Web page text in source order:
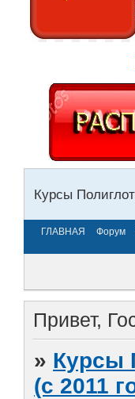
Курсы
ГЛАВНАЯ Форум
Привет,
» Курсы
(с 2011